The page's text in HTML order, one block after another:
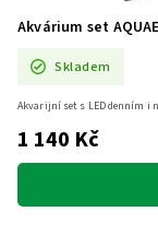
Akvárium set
Skladem
1 140 Kč
Akvarijní set s LED denním i